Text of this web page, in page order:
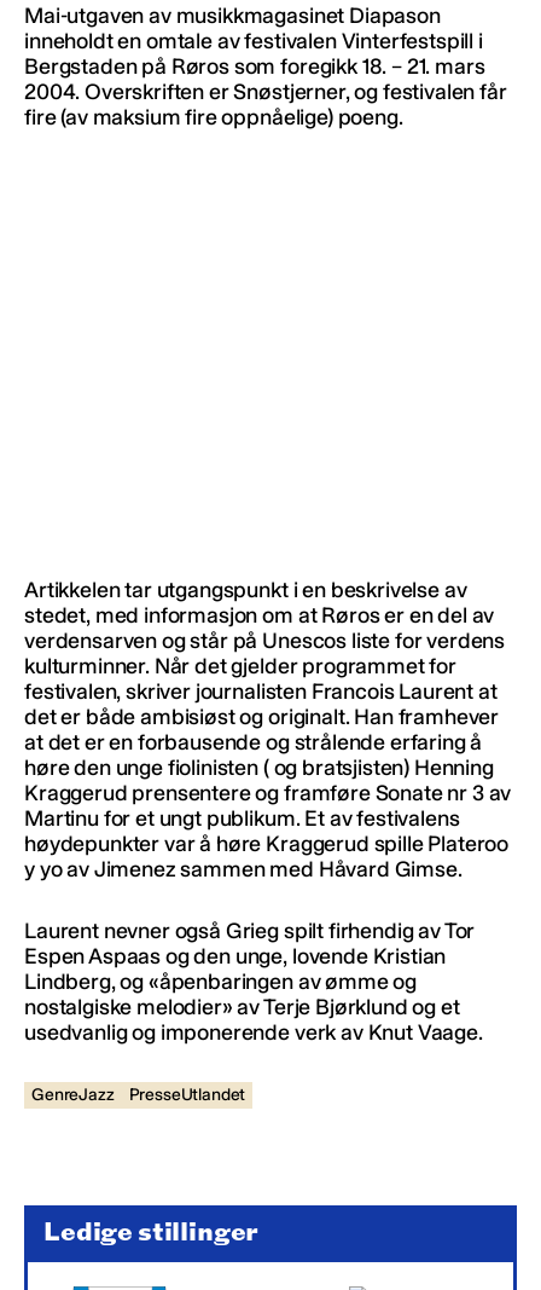
Mai-utgaven av musikkmagasinet Diapason
inneholdt en omtale av festivalen Vinterfestspill i
Bergstaden på Røros som foregikk 18. – 21. mars
2004. Overskriften er Snøstjerner, og festivalen får
fire (av maksium fire oppnåelige) poeng.
Artikkelen tar utgangspunkt i en beskrivelse av
stedet, med informasjon om at Røros er en del av
verdensarven og står på Unescos liste for verdens
kulturminner. Når det gjelder programmet for
festivalen, skriver journalisten Francois Laurent at
det er både ambisiøst og originalt. Han framhever
at det er en forbausende og strålende erfaring å
høre den unge fiolinisten ( og bratsjisten) Henning
Kraggerud prensentere og framføre Sonate nr 3 av
Martinu for et ungt publikum. Et av festivalens
høydepunkter var å høre Kraggerud spille Plateroo
y yo av Jimenez sammen med Håvard Gimse.
Laurent nevner også Grieg spilt firhendig av Tor
Espen Aspaas og den unge, lovende Kristian
Lindberg, og «åpenbaringen av ømme og
nostalgiske melodier» av Terje Bjørklund og et
usedvanlig og imponerende verk av Knut Vaage.
GenreJazz PresseUtlandet
Ledige stillinger